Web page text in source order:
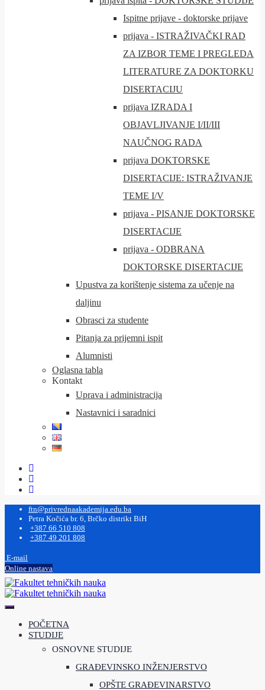
Ispitne prijave - doktorske prijave
prijava - ISTRAŽIVAČKI RAD
ZA IZBOR TEME I PREGLEDA
LITERATURE ZA DOKTORKU
DISERTACIJU
prijava IZRADA I
OBJAVLJIVANJE I/II/III
NAUČNOG RADA
prijava DOKTORSKE
DISERTACIJE: ISTRAŽIVANJE
TEME I/V
prijava - PISANJE DOKTORSKE
DISERTACIJE
prijava - ODBRANA
DOKTORSKE DISERTACIJE
Upustva za korištenje sistema za učenje na
daljinu
Obrasci za studente
Pitanja za prijemni ispit
Alumnisti
Oglasna tabla
Kontakt
Uprava i administracija
Nastavnici i saradnici
ftn@privrednaakademija.edu.ba
Petra Kočića br. 6, Brčko distrikt BiH
+387 66 510 808
+387 49 201 808
E-mail
Online nastava
POČETNA
STUDIJE
OSNOVNE STUDIJE
GRAĐEVINSKO INŽENJERSTVO
OPŠTE GRAĐEVINARSTVO